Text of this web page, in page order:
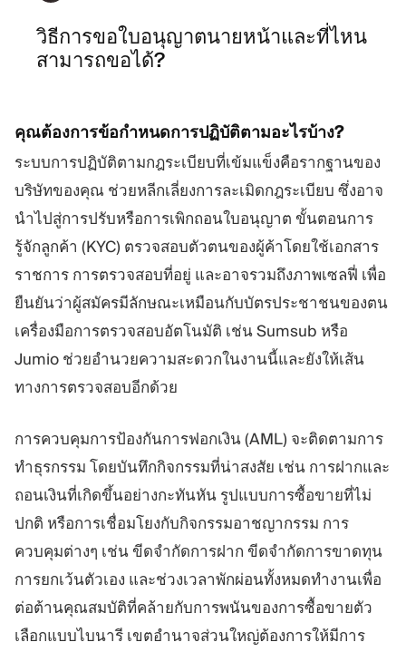
วิธีการขอใบอนุญาตนายหน้าและที่ไหน
สามารถขอได้?
คุณต้องการข้อกำหนดการปฏิบัติตามอะไรบ้าง?
ระบบการปฏิบัติตามกฎระเบียบที่เข้มแข็งคือรากฐานของ
บริษัทของคุณ ช่วยหลีกเลี่ยงการละเมิดกฎระเบียบ ซึ่งอาจ
นำไปสู่การปรับหรือการเพิกถอนใบอนุญาต ขั้นตอนการ
รู้จักลูกค้า (KYC) ตรวจสอบตัวตนของผู้ค้าโดยใช้เอกสาร
ราชการ การตรวจสอบที่อยู่ และอาจรวมถึงภาพเซลฟี่ เพื่อ
ยืนยันว่าผู้สมัครมีลักษณะเหมือนกับบัตรประชาชนของตน
เครื่องมือการตรวจสอบอัตโนมัติ เช่น Sumsub หรือ
Jumio ช่วยอำนวยความสะดวกในงานนี้และยังให้เส้น
ทางการตรวจสอบอีกด้วย
การควบคุมการป้องกันการฟอกเงิน (AML) จะติดตามการ
ทำธุรกรรม โดยบันทึกกิจกรรมที่น่าสงสัย เช่น การฝากและ
ถอนเงินที่เกิดขึ้นอย่างกะทันหัน รูปแบบการซื้อขายที่ไม่
ปกติ หรือการเชื่อมโยงกับกิจกรรมอาชญากรรม การ
ควบคุมต่างๆ เช่น ขีดจำกัดการฝาก ขีดจำกัดการขาดทุน
การยกเว้นตัวเอง และช่วงเวลาพักผ่อนทั้งหมดทำงานเพื่อ
ต่อต้านคุณสมบัติที่คล้ายกับการพนันของการซื้อขายตัว
เลือกแบบไบนารี เขตอำนาจส่วนใหญ่ต้องการให้มีการ